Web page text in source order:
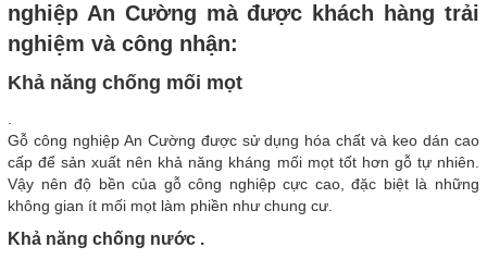
nghiệp An Cường mà được khách hàng trải
nghiệm và công nhận:
Khả năng chống mối mọt
.
Gỗ công nghiệp An Cường được sử dụng hóa chất và keo dán cao
cấp để sản xuất nên khả năng kháng mối mọt tốt hơn gỗ tự nhiên.
Vậy nên độ bền của gỗ công nghiệp cực cao, đặc biệt là những
không gian ít mối mọt làm phiền như chung cư.
Khả năng chống nước .